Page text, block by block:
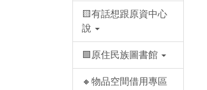
🟨有話想跟原資中心
說
🟩原住民族圖書館
🔸物品空間借用專區